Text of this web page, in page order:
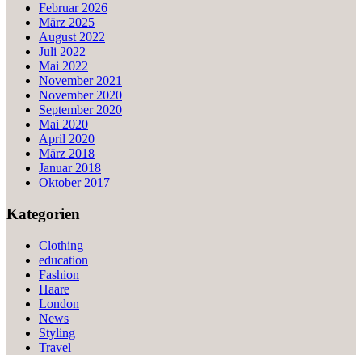
Februar 2026
März 2025
August 2022
Juli 2022
Mai 2022
November 2021
November 2020
September 2020
Mai 2020
April 2020
März 2018
Januar 2018
Oktober 2017
Kategorien
Clothing
education
Fashion
Haare
London
News
Styling
Travel